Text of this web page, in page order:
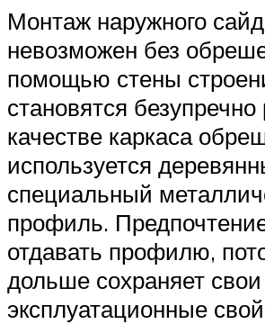
Монтаж наружного
невозможен без
помощью стены
становятся
качестве каркаса
используется
специальный
профиль.
отдавать профилю,
дольше сохраняет свои
эксплуатационные